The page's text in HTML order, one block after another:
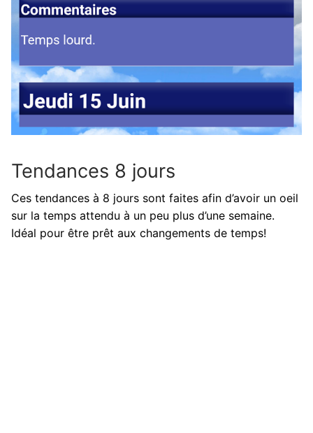
Tendances 8 jours
Ces tendances à 8 jours sont faites afin d’avoir un oeil
sur la temps attendu à un peu plus d’une semaine.
Idéal pour être prêt aux changements de temps!